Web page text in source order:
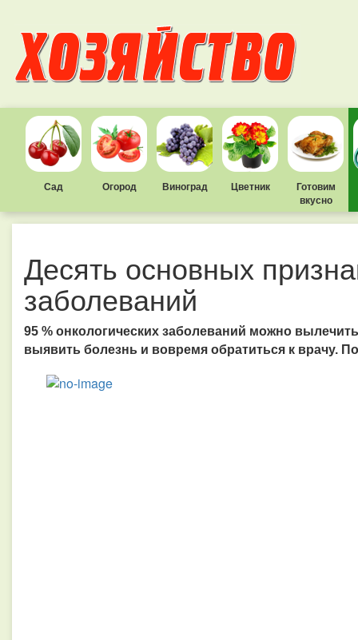
Сад Огород Виноград Цветник
Готовим
вкусно
Десять основных
заболеваний
95 % онкологических заболеваний можно
выявить болезнь и вовремя обратиться к врачу.